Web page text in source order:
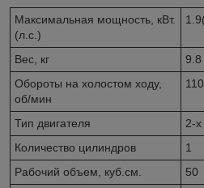
Максимальная мощность, кВт.
(л.с.)
Вес, кг
9.8
Обороты на холостом ходу,
об/мин
Тип двигателя
2-х
Количество цилиндров
1
Рабочий объем, куб.см.
50